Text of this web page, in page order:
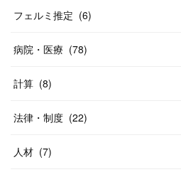
フェルミ推定 (6)
病院・医療 (78)
計算 (8)
法律・制度 (22)
人材 (7)